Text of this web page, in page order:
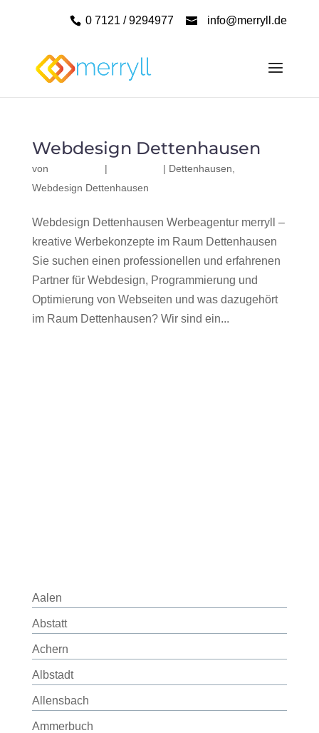
0 7121 / 9294977 info@merryll.de
Webdesign Dettenhausen
von | | Dettenhausen
Webdesign Dettenhausen
Webdesign Dettenhausen Werbeagentur merryll –
kreative Werbekonzepte im Raum Dettenhausen
Sie suchen einen professionellen und erfahrenen
Partner für Webdesign, Programmierung und
Optimierung von Webseiten und was dazugehört
im Raum Dettenhausen? Wir sind ein...
Aalen
Abstatt
Achern
Albstadt
Allensbach
Ammerbuch